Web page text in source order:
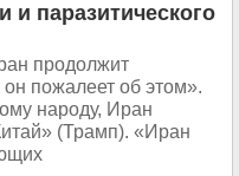
и паразитического
продолжит
пожалеет об этом».
народу, Иран
(Трамп). «Иран